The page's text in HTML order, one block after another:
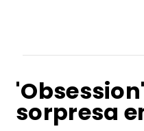
sorpresa